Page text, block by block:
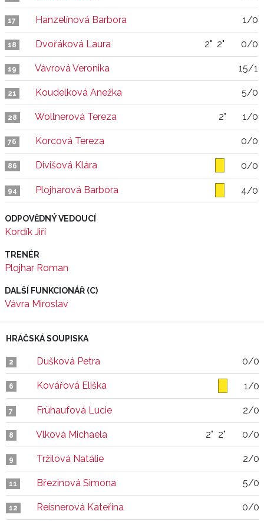
17 Hanzelínová Barbora 1/0
18 Dvořáková Laura 2" 2" 0/0
19 Vávrová Veronika 15/1
21 Koudelková Anežka 5/0
28 Wollnerová Tereza 2" 1/0
76 Korcová Tereza 0/0
86 Divišová Klára 0/0
94 Plojharová Barbora 4/0
ODPOVĚDNÝ VEDOUCÍ
Kordík Jiří
TRENÉR
Plojhar Roman
DALŠÍ FUNKCIONÁŘ (C)
Vávra Miroslav
HRÁČSKÁ SOUPISKA
2 Dušková Petra 0/0
6 Kovářová Eliška 1/0
7 Frühaufová Lucie 2/0
8 Vlková Michaela 2" 2" 0/0
9 Tržilová Natálie 2/0
11 Březinová Simona 5/0
12 Reisnerová Kateřina 0/0